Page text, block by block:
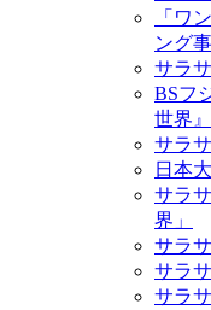
「ワ
ング
サラ
BSフ
世界
サラ
日本
サラ
界」
サラ
サラ
サラ